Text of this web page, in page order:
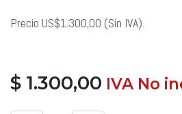
Precio US$1.300,00 (Sin IVA).
$ 1.300,00 IVA No